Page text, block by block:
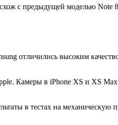
с предыдущей моделью
отличились высоким
Камеры в iPhone XS и XS
в тестах на механическую